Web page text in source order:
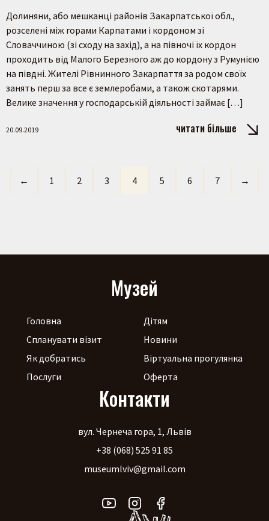
Долиняни, або мешканці районів Закарпатської обл.,
розселені між горами Карпатами і кордоном зі
Словаччиною (зі сходу на захід), а на півночі їх кордон
проходить від Малого Березного аж до кордону з Румунією
на півдні. Жителі Рівнинного Закарпаття за родом своїх
занять перш за все є землеробами, а також скотарями.
Велике значення у господарській діяльності займає […]
20.09.2019 читати більше
← 1 2 3 4 5 6 7 →
Музей
Головна
Спланувати візит
Як добратись
Послуги
Дітям
Новини
Віртуальна прогулянка
Оферта
Контакти
вул. Чернеча гора, 1, Львів
+38 (068) 525 91 85
museumlviv@gmail.com